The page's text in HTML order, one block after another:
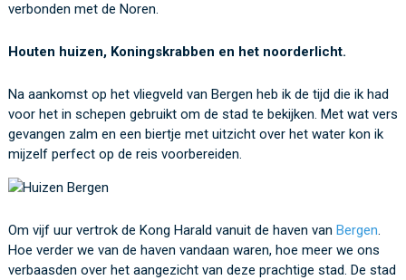
verbonden met de Noren.
Houten huizen, Koningskrabben en het noorderlicht.
Na aankomst op het vliegveld van Bergen heb ik de tijd die ik had
voor het in schepen gebruikt om de stad te bekijken. Met wat vers
gevangen zalm en een biertje met uitzicht over het water kon ik
mijzelf perfect op de reis voorbereiden.
Om vijf uur vertrok de Kong Harald vanuit de haven van Bergen.
Hoe verder we van de haven vandaan waren, hoe meer we ons
verbaasden over het aangezicht van deze prachtige stad. De stad